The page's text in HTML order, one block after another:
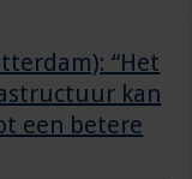
“Het
kan
een betere